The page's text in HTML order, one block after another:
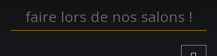
faire lors de nos salons !